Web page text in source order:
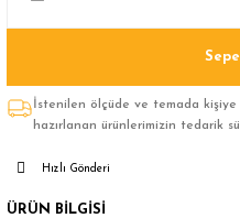
İstenilen ölçüde ve temada kişiye
hazırlanan ürünlerimizin tedarik
Hızlı Gönderi
ÜRÜN BİLGİSİ